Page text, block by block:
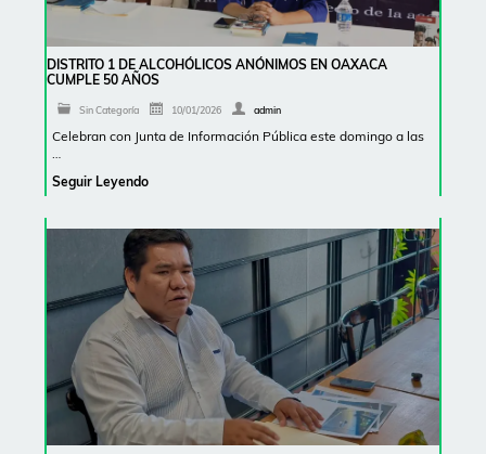
DISTRITO 1 DE ALCOHÓLICOS ANÓNIMOS EN OAXACA
CUMPLE 50 AÑOS
Sin Categoría 10/01/2026 admin
Celebran con Junta de Información Pública este domingo a las
…
Seguir Leyendo